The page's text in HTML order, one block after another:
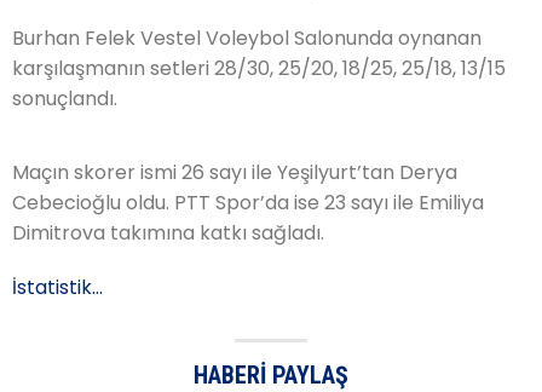
Burhan Felek Vestel Voleybol Salonunda oynanan
karşılaşmanın setleri 28/30, 25/20, 18/25, 25/18, 13/15
sonuçlandı.
Maçın skorer ismi 26 sayı ile Yeşilyurt’tan Derya
Cebecioğlu oldu. PTT Spor’da ise 23 sayı ile Emiliya
Dimitrova takımına katkı sağladı.
İstatistik…
HABERI PAYLAŞ